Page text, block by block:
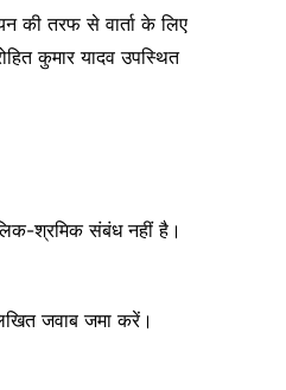
की तरफ से वार्ता के लिए
कुमार यादव उपस्थित
श्रमिक संबंध नहीं है।
जवाब जमा करें।